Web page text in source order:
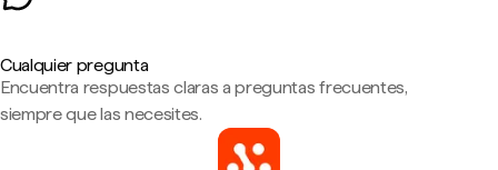
Cualquier pregunta
Encuentra respuestas claras a preguntas frecuentes,
siempre que las necesites.